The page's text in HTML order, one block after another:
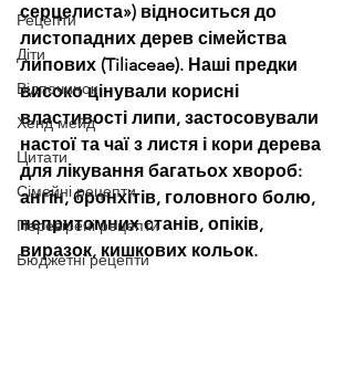
Рецепти
Діти
Відпочинок
Хенд мейд
Цитати
Сімейні рецепти
Перевірені рецепти
Бюджетні рецепти
серцелиста») відноситься до
листопадних дерев сімейства
липових (Tiliaceae). Наші предки
високо цінували корисні
властивості липи, застосовували
настої та чаї з листя і кори дерева
для лікування багатьох хвороб:
ангін, бронхітів, головного болю,
непритомних станів, опіків,
виразок, кишкових кольок.